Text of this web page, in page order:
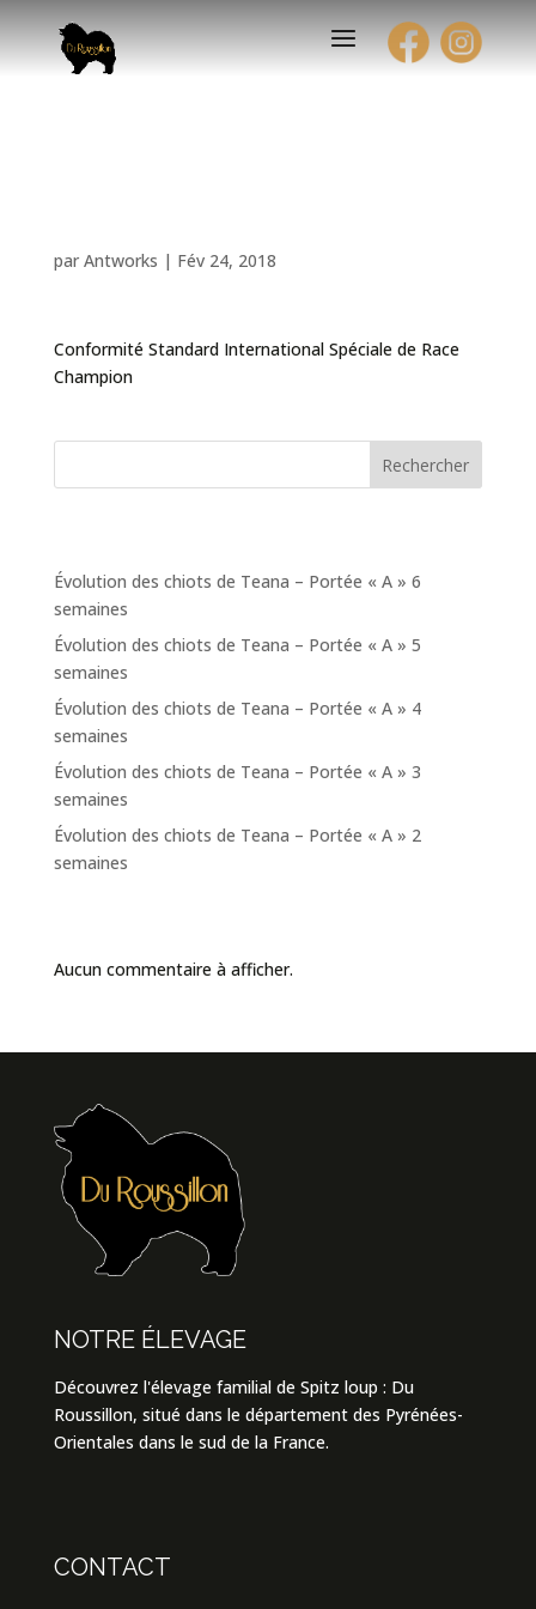
par Antworks | Fév 24, 2018
Conformité Standard International Spéciale de Race
Champion
Rechercher
Évolution des chiots de Teana – Portée « A » 6
semaines
Évolution des chiots de Teana – Portée « A » 5
semaines
Évolution des chiots de Teana – Portée « A » 4
semaines
Évolution des chiots de Teana – Portée « A » 3
semaines
Évolution des chiots de Teana – Portée « A » 2
semaines
Aucun commentaire à afficher.
NOTRE ÉLEVAGE
Découvrez l'élevage familial de Spitz loup : Du
Roussillon, situé dans le département des Pyrénées-
Orientales dans le sud de la France.
CONTACT